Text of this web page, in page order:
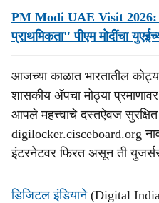
PM Modi UAE Visit 2026:
प्राथमिकता'' पीएम मोदींचा
आजच्या काळात भारतातील
शासकीय ॲपचा मोठ्या
आपले महत्त्वाचे दस्तऐवज
digilocker.cisceboard.org
इंटरनेटवर फिरत असून ती
डिजिटल इंडियाने(Digital